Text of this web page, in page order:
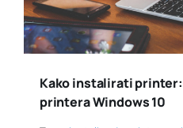
Kako instalirati
printera Windows 10